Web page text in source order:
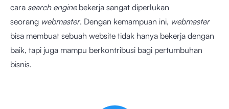
cara search enginebekerja sangat diperlukan
seorang webmaster. Dengan kemampuan ini, webmaster
bisa membuat sebuah website tidak hanya bekerja dengan
baik, tapi juga mampu berkontribusi bagi pertumbuhan
bisnis.